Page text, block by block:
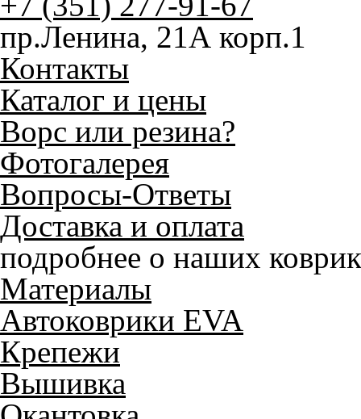
пр.Ленина, 21А корп.1
Контакты
Каталог и цены
Ворс или резина?
Фотогалерея
Вопросы-Ответы
Доставка и оплата
подробнее о наших
Материалы
Автоковрики EVA
Крепежи
Вышивка